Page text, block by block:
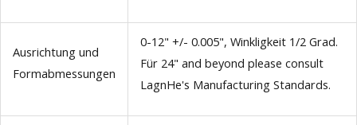
Ausrichtung und
Formabmessungen
0-12" +/- 0.005", Winkligkeit 1/2 Grad.
Für 24" and beyond please consult
LagnHe's Manufacturing Standards.